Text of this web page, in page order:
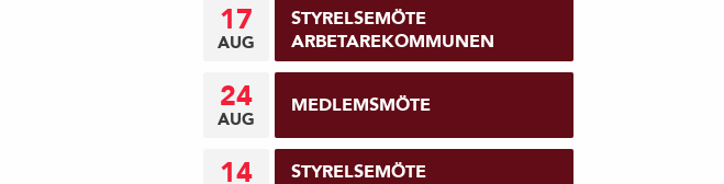
17
AUG
STYRELSEMÖTE
ARBETAREKOMMUNEN
24
AUG
MEDLEMSMÖTE
14
STYRELSEMÖTE